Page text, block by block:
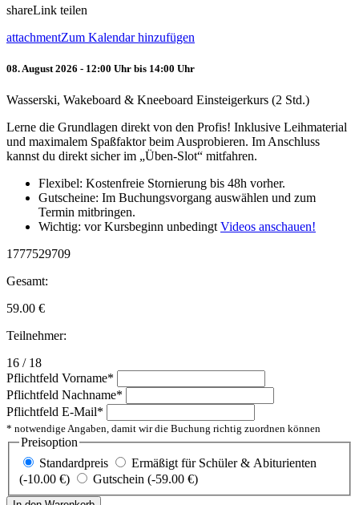
shareLink teilen
attachmentZum Kalendar hinzufügen
08. August 2026 - 12:00 Uhr bis 14:00 Uhr
Wasserski, Wakeboard & Kneeboard Einsteigerkurs (2 Std.)
Lerne die Grundlagen direkt von den Profis! Inklusive Leihmaterial
und maximalem Spaßfaktor beim Ausprobieren. Im Anschluss
kannst du direkt sicher im „Üben-Slot“ mitfahren.
Flexibel: Kostenfreie Stornierung bis 48h vorher.
Gutscheine: Im Buchungsvorgang auswählen und zum
Termin mitbringen.
Wichtig: vor Kursbeginn unbedingt Videos anschauen!
1777529709
Gesamt:
59.00 €
Teilnehmer:
16 / 18
Pflichtfeld Vorname*
Pflichtfeld Nachname*
Pflichtfeld E-Mail*
* notwendige Angaben, damit wir die Buchung richtig zuordnen können
Preisoption
Standardpreis
Ermäßigt für Schüler & Abiturienten
(-10.00 €)
Gutschein (-59.00 €)